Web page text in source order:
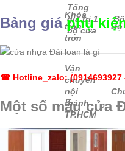
Tổng
giá trị 1
bộ cửa
Bộ
Khóa
tròn
trơn
Bộ
Vận
chuyển
nội
thành
TP.HCM
Lắp đặt
Bảng giá phụ
☎ Hotline_zalo: (0914693927
Một số mẫu cửa